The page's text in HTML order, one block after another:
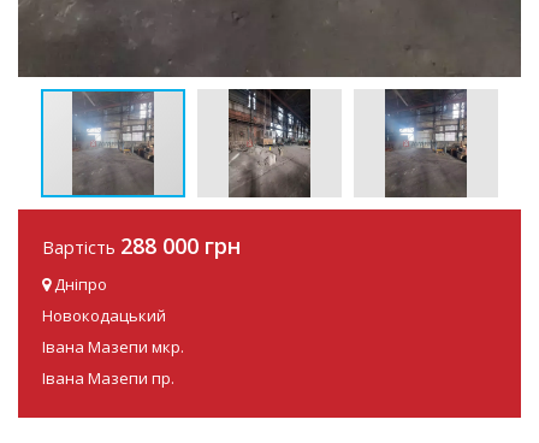
Вартість 288 000 грн
Дніпро
Новокодацький
Івана Мазепи мкр.
Івана Мазепи пр.